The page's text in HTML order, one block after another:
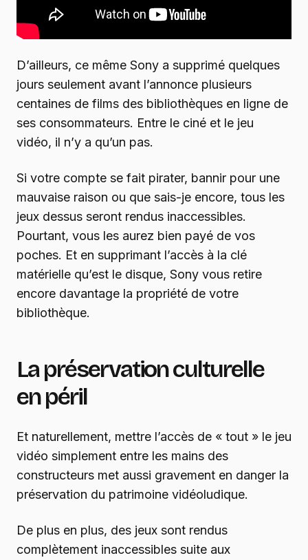
D’ailleurs, ce même Sony a supprimé quelques
jours seulement avant l’annonce plusieurs
centaines de films des bibliothèques en ligne de
ses consommateurs. Entre le ciné et le jeu
vidéo, il n’y a qu’un pas.
Si votre compte se fait pirater, bannir pour une
mauvaise raison ou que sais-je encore, tous les
jeux dessus seront rendus inaccessibles.
Pourtant, vous les aurez bien payé de vos
poches. Et en supprimant l’accès à la clé
matérielle qu’est le disque, Sony vous retire
encore davantage la propriété de votre
bibliothèque.
La préservation culturelle
en péril
Et naturellement, mettre l’accès de « tout » le jeu
vidéo simplement entre les mains des
constructeurs met aussi gravement en danger la
préservation du patrimoine vidéoludique.
De plus en plus, des jeux sont rendus
complètement inaccessibles suite aux